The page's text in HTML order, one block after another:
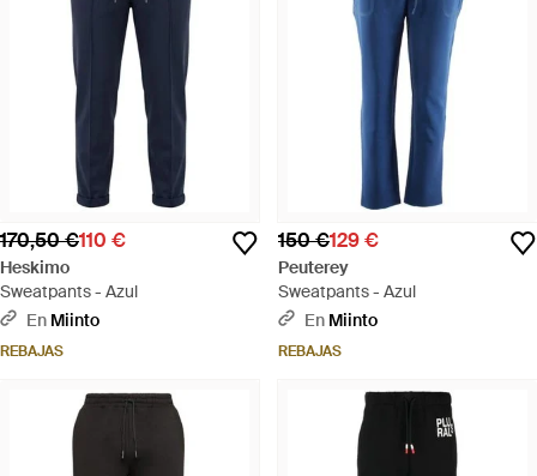
170,50 €110 €
Heskimo
Sweatpants - Azul
En Miinto
REBAJAS
150 €129 €
Peuterey
Sweatpants - Azul
En Miinto
REBAJAS